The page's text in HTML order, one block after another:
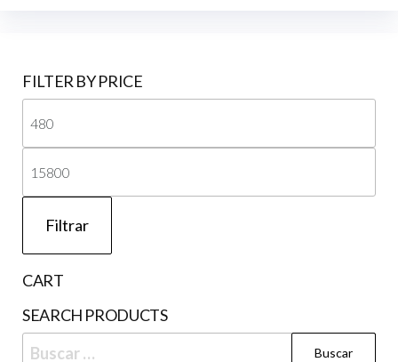
FILTER BY PRICE
Filtrar
CART
SEARCH PRODUCTS
Buscar: